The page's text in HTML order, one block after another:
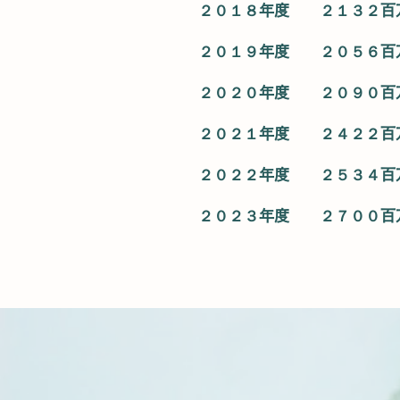
２０１８年度 ２１３２百
２０１９年度 ２０５６百
２０２０年度 ２０９０百
２０２１年度 ２４２２百
２０２２年度 ２５３４百
２０２３年度 ２７００百